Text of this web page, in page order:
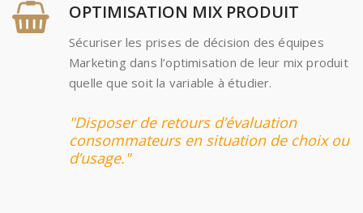
OPTIMISATION MIX PRODUIT
Sécuriser les prises de décision des équipes
Marketing dans l’optimisation de leur mix produit
quelle que soit la variable à étudier.
"Disposer de retours d’évaluation
consommateurs en situation de choix ou
d’usage."